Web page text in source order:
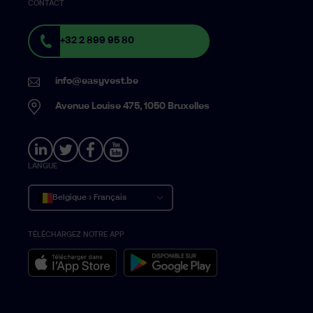
CONTACT
+32 2 899 95 80
info@easyvest.be
Avenue Louise 475, 1050 Bruxelles
LANGUE
Belgique › Français
België › Nederlands
Belgium › English
TÉLÉCHARGEZ NOTRE APP